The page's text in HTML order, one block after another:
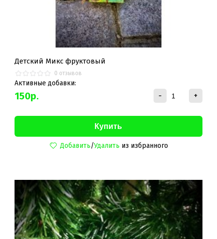
Детский Микс фруктовый
0 отзывов
Активные добавки:
150р. - +
Добавить/Удалить из избранного